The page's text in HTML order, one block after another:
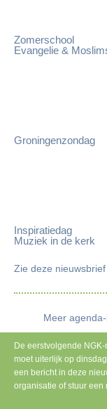
Zomerschool
Evangelie &
Groningenzondag
Inspiratiedag
Muziek in de kerk
Zie deze nieuwsbrief
Meer
De eerstvolgende
moet uiterlijk op
een bericht in deze
organisatie of stuur een